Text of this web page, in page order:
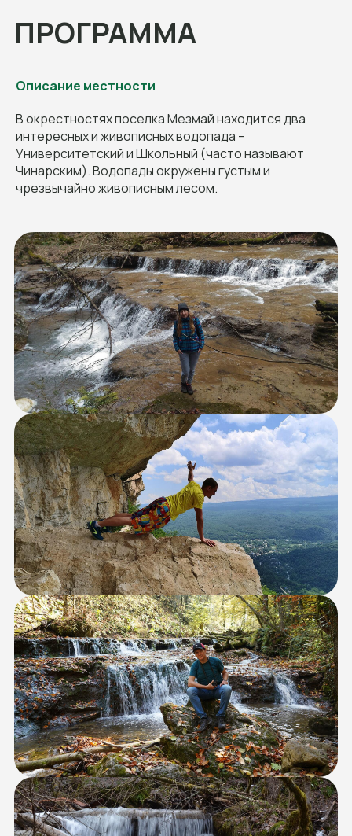
Описание местности
В окрестностях поселка Мезмай находится два
интересных и живописных водопада –
Университетский и Школьный (часто называют
Чинарским). Водопады окружены густым и
чрезвычайно живописным лесом.